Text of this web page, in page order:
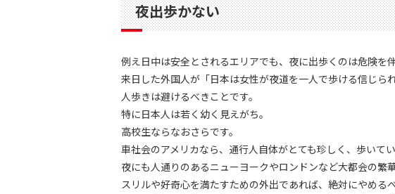
夜出歩かない
例え日中は安全とされるエリアでも、夜に出歩くのは危険を伴
来日した外国人が「日本は女性が夜道を一人で歩ける信じ
人歩きは避けるべきことです。
特に日本人は若く幼く見えがち。
高校生ならなおさらです。
車社会のアメリカなら、通行人自体がとても珍しく、歩いて
夜にも人通りのあるニューヨークやロンドンなど大都会の繁
スリルや好奇心を満たすための外出であれば、絶対にやめるべ